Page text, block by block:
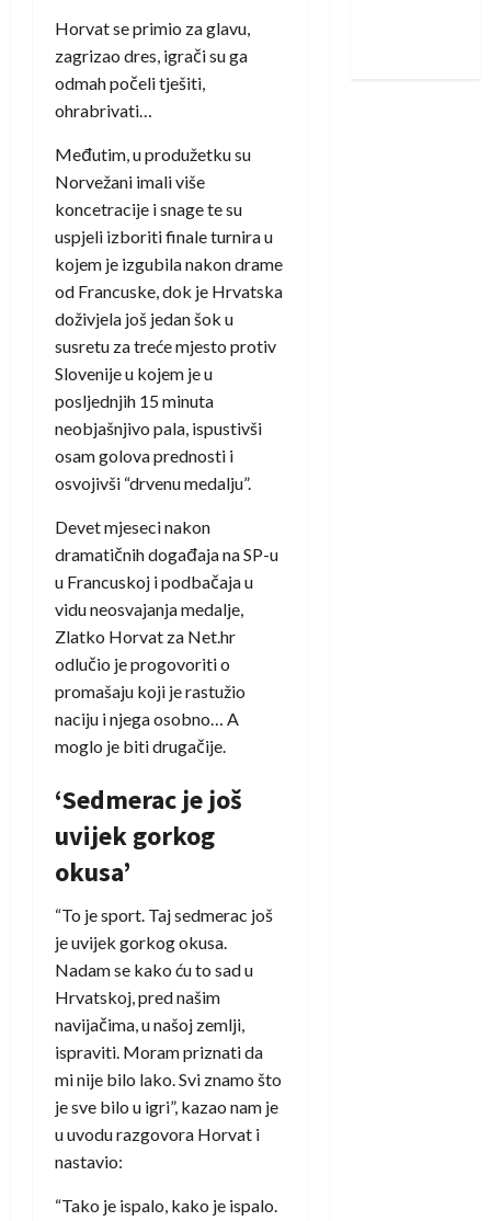
Horvat se primio za glavu,
zagrizao dres, igrači su ga
odmah počeli tješiti,
ohrabrivati…
Međutim, u produžetku su
Norvežani imali više
koncetracije i snage te su
uspjeli izboriti finale turnira u
kojem je izgubila nakon drame
od Francuske, dok je Hrvatska
doživjela još jedan šok u
susretu za treće mjesto protiv
Slovenije u kojem je u
posljednjih 15 minuta
neobjašnjivo pala, ispustivši
osam golova prednosti i
osvojivši “drvenu medalju”.
Devet mjeseci nakon
dramatičnih događaja na SP-u
u Francuskoj i podbačaja u
vidu neosvajanja medalje,
Zlatko Horvat za Net.hr
odlučio je progovoriti o
promašaju koji je rastužio
naciju i njega osobno… A
moglo je biti drugačije.
‘Sedmerac je još
uvijek gorkog
okusa’
“To je sport. Taj sedmerac još
je uvijek gorkog okusa.
Nadam se kako ću to sad u
Hrvatskoj, pred našim
navijačima, u našoj zemlji,
ispraviti. Moram priznati da
mi nije bilo lako. Svi znamo što
je sve bilo u igri”, kazao nam je
u uvodu razgovora Horvat i
nastavio:
“Tako je ispalo, kako je ispalo.